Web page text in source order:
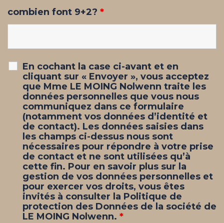
combien font 9+2? *
En cochant la case ci-avant et en
cliquant sur « Envoyer », vous acceptez
que Mme LE MOING Nolwenn traite les
données personnelles que vous nous
communiquez dans ce formulaire
(notamment vos données d’identité et
de contact). Les données saisies dans
les champs ci-dessus nous sont
nécessaires pour répondre à votre prise
de contact et ne sont utilisées qu’à
cette fin. Pour en savoir plus sur la
gestion de vos données personnelles et
pour exercer vos droits, vous êtes
invités à consulter la Politique de
protection des Données de la société de
LE MOING Nolwenn. *